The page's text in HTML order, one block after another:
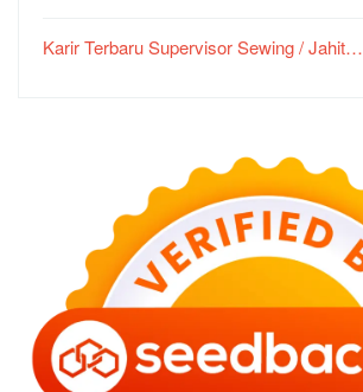
Karir Terbaru Supervisor Sewing / Jahit…